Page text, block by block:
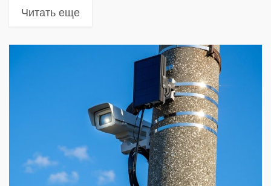
увеличить штраф до 5 тысяч рублей
Читать еще